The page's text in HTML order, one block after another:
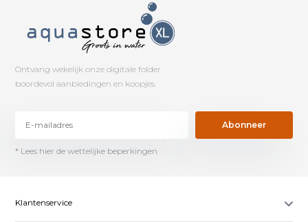
Ontvang wekelijk onze digitale folder
boordevol aanbiedingen en koopjes.
Abonneer
* Lees hier de wettelijke beperkingen
Klantenservice